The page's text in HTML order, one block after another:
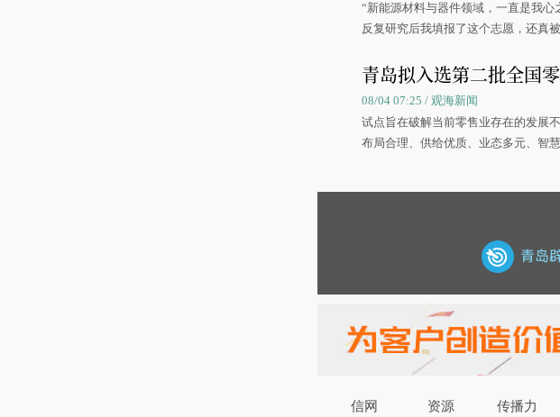
“新能源材料与器件领域，一直是我
反复研究后我填报了这个志愿，还真
青岛拟入选第二批全国
08/04 07:25 / 观海新闻
试点旨在破解当前零售业存在的发展
布局合理、供给优质、业态多元、智
信网 资源 传播力